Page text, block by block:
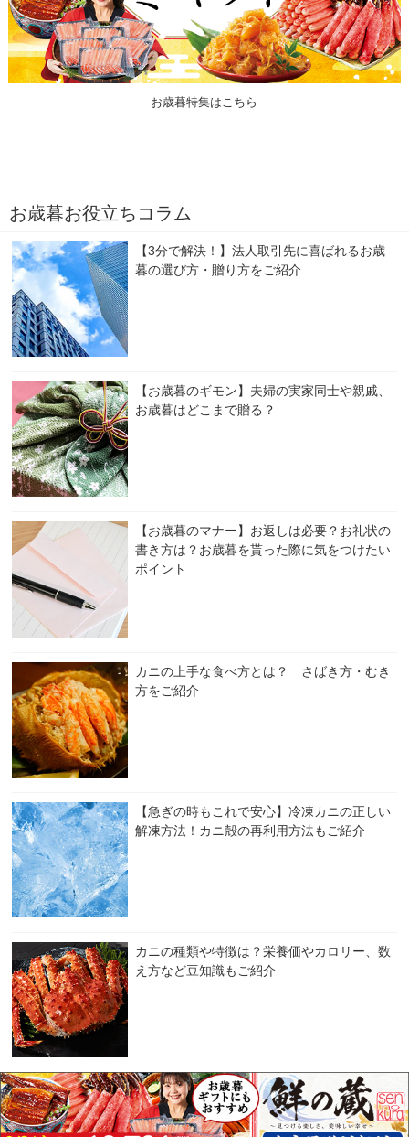
お歳暮特集はこちら
お歳暮お役立ちコラム
【3分で解決！】法人取引先に喜ばれるお歳
暮の選び方・贈り方をご紹介
【お歳暮のギモン】夫婦の実家同士や親戚、
お歳暮はどこまで贈る？
【お歳暮のマナー】お返しは必要？お礼状の
書き方は？お歳暮を貰った際に気をつけたい
ポイント
カニの上手な食べ方とは？ さばき方・むき
方をご紹介
【急ぎの時もこれで安心】冷凍カニの正しい
解凍方法！カニ殻の再利用方法もご紹介
カニの種類や特徴は？栄養価やカロリー、数
え方など豆知識もご紹介